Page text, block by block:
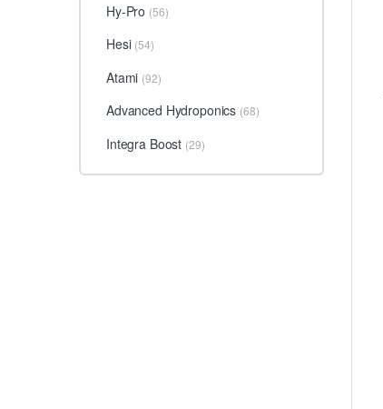
Hy-Pro (56)
Hesi (54)
Atami (92)
Advanced Hydroponics (68)
Integra Boost (29)